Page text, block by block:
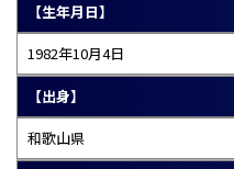
【生年月日】
1982年10月4日
【出身】
和歌山県